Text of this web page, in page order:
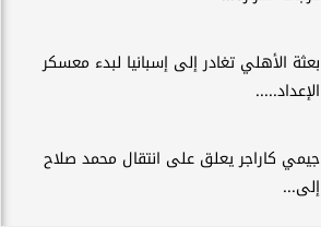
بعثة الأهلي تغادر إلى إسبانيا لبدء معسكر
الإعداد.....
جيمي كاراجر يعلق على انتقال محمد صلاح
إلى...